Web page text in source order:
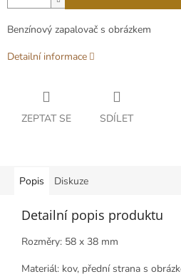
Benzínový zapalovač s obrázkem
Detailní informace
ZEPTAT SE SDÍLET
Popis Diskuze
Detailní popis produktu
Rozměry: 58 x 38 mm
Materiál: kov, přední strana s